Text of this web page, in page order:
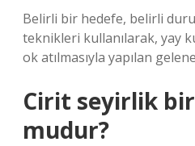
Belirli bir hedefe, belirli
teknikleri kullanılarak, yay
ok atılmasıyla yapılan
Cirit seyirlik
mudur?